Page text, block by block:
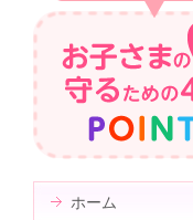
ホーム